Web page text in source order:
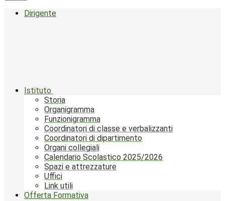
Dirigente
Istituto
Storia
Organigramma
Funzionigramma
Coordinatori di classe e verbalizzanti
Coordinatori di dipartimento
Organi collegiali
Calendario Scolastico 2025/2026
Spazi e attrezzature
Uffici
Link utili
Offerta Formativa